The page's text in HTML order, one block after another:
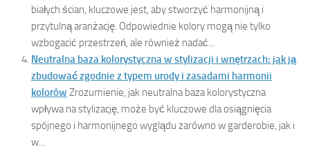
białych ścian, kluczowe jest, aby stworzyć harmonijną i
przytulną aranżację. Odpowiednie kolory mogą nie tylko
wzbogacić przestrzeń, ale również nadać...
Neutralna baza kolorystyczna w stylizacji i wnętrzach: jak ją
zbudować zgodnie z typem urody i zasadami harmonii
kolorów Zrozumienie, jak neutralna baza kolorystyczna
wpływa na stylizację, może być kluczowe dla osiągnięcia
spójnego i harmonijnego wyglądu zarówno w garderobie, jak i
w...